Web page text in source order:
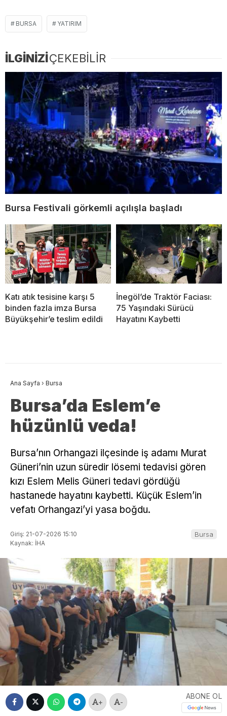
BURSA YATIRIM
İLGİNİZİÇEKEBİLİR
Bursa Festivali görkemli açılışla başladı
Katı atık tesisine karşı 5
binden fazla imza Bursa
Büyükşehir’e teslim edildi
İnegöl’de Traktör Faciası:
75 Yaşındaki Sürücü
Hayatını Kaybetti
Ana Sayfa › Bursa
Bursa’da Eslem’e
hüzünlü veda!
Bursa’nın Orhangazi ilçesinde iş adamı Murat
Güneri’nin uzun süredir lösemi tedavisi gören
kızı Eslem Melis Güneri tedavi gördüğü
hastanede hayatını kaybetti. Küçük Eslem’in
vefatı Orhangazi’yi yasa boğdu.
Giriş: 21-07-2026 15:10
Kaynak: İHA
Bursa
+ -
ABONE OL